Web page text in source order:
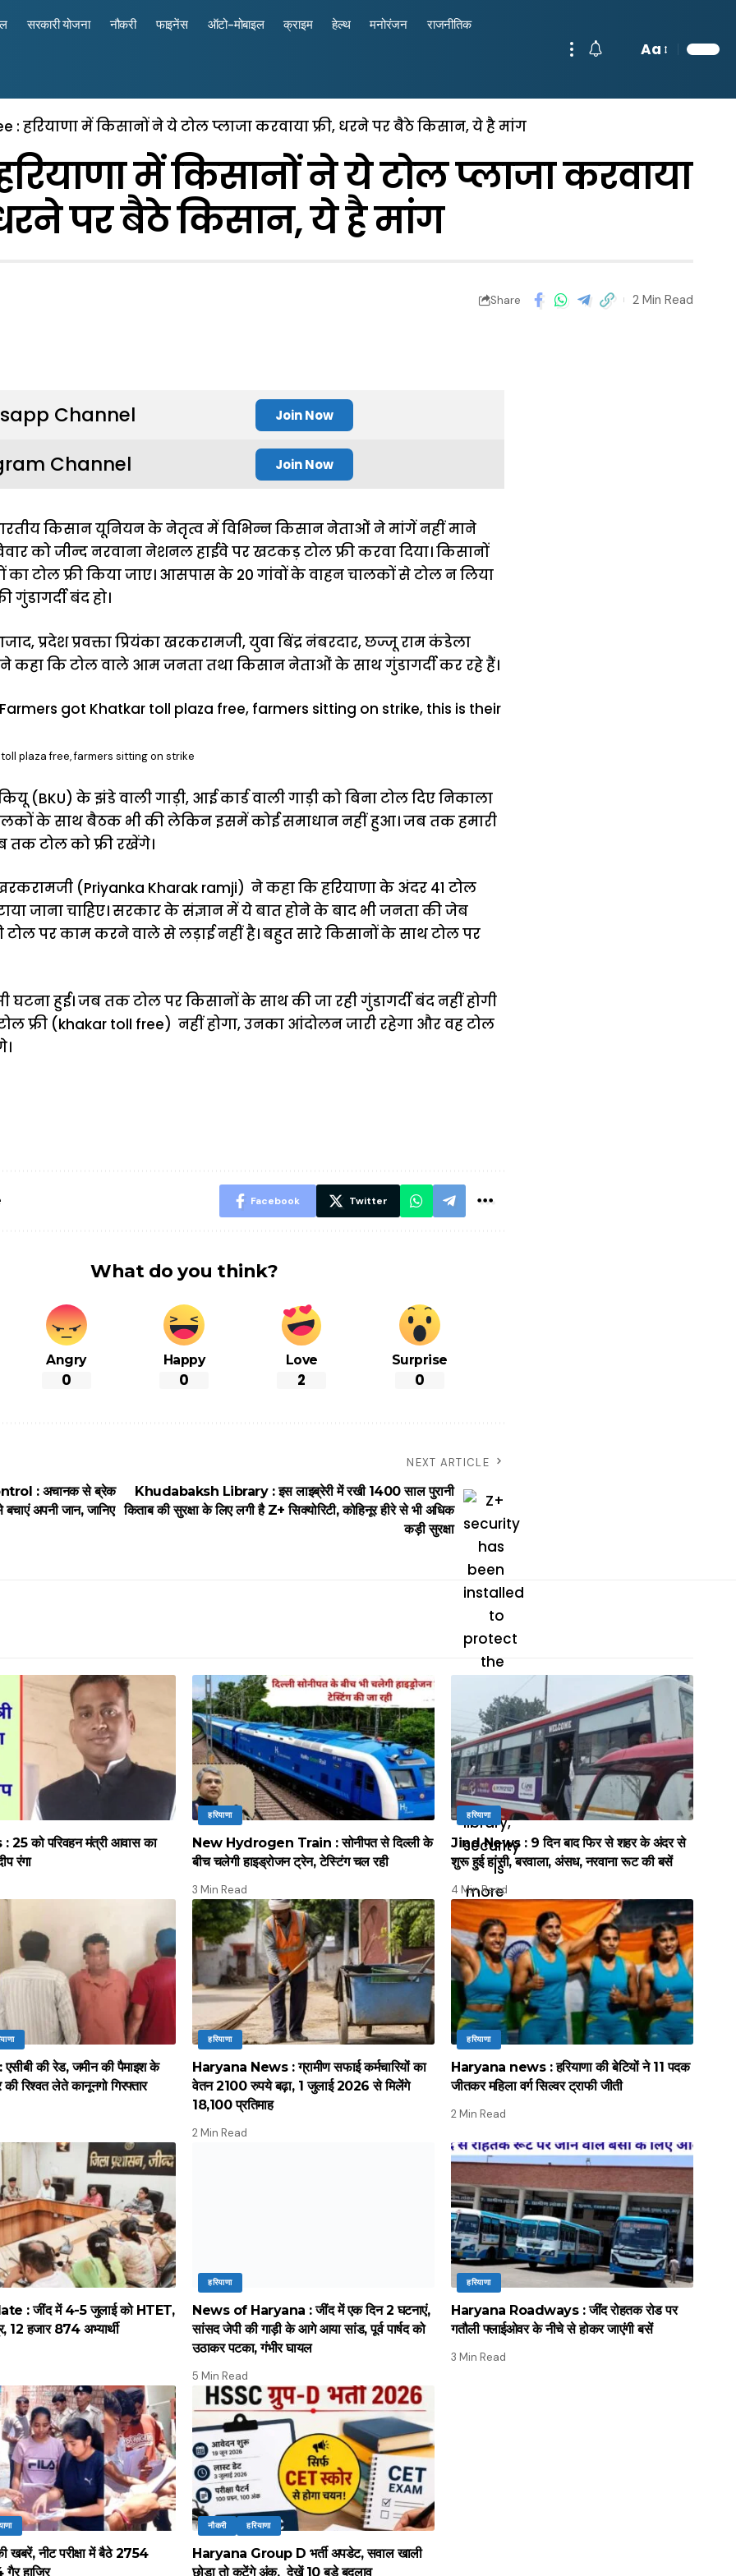
सरकारी योजना नौकरी फाइनेंस ऑटो-मोबाइल क्राइम हेल्थ मनोरंजन राजनीतिक
Aa
: हरियाणा में किसानों ने ये टोल प्लाजा करवाया फ्री, धरने पर बैठे किसान, ये है मांग
में किसानों ने ये टोल प्लाजा करवाया
पर बैठे किसान, ये है मांग
Share 2 Min Read
Channel Join Now
Channel Join Now
किसान यूनियन के नेतृत्व में विभिन्न किसान नेताओं ने मांगें नहीं माने
को जीन्द नरवाना नेशनल हाईवे पर खटकड़ टोल फ्री करवा दिया। किसानों
का टोल फ्री किया जाए। आसपास के 20 गांवों के वाहन चालकों से टोल न लिया
बंद हो।
प्रदेश प्रवक्ता प्रियंका खरकरामजी, युवा बिंद्र नंबरदार, छज्जू राम कंडेला
कि टोल वाले आम जनता तथा किसान नेताओं के साथ गुंडागर्दी कर रहे हैं।
plaza free, farmers sitting on strike
(BKU) के झंडे वाली गाड़ी, आई कार्ड वाली गाड़ी को बिना टोल दिए निकाला
के साथ बैठक भी की लेकिन इसमें कोई समाधान नहीं हुआ। जब तक हमारी
तक टोल को फ्री रखेंगे।
खरकरामजी (Priyanka Kharak ramji) ने कहा कि हरियाणा के अंदर 41 टोल
जाना चाहिए। सरकार के संज्ञान में ये बात होने के बाद भी जनता की जेब
टोल पर काम करने वाले से लड़ाई नहीं है। बहुत सारे किसानों के साथ टोल पर
घटना हुई। जब तक टोल पर किसानों के साथ की जा रही गुंडागर्दी बंद नहीं होगी
फ्री (khakar toll free) नहीं होगा, उनका आंदोलन जारी रहेगा और वह टोल
निगरानी
Facebook Twitter
What do you think?
Angry
0
Happy
0
Love
2
Surprise
0
: अचानक से ब्रेक
अपनी जान, जानिए
NEXT ARTICLE
Khudabaksh Library : इस लाइब्रेरी में रखी 1400 साल पुरानी
किताब की सुरक्षा के लिए लगी है Z+ सिक्योरिटी, कोहिनूर हीरे से भी अधिक
कड़ी सुरक्षा
को परिवहन मंत्री आवास का
रंगा
हरियाणा
New Hydrogen Train : सोनीपत से दिल्ली के
बीच चलेगी हाइड्रोजन ट्रेन, टेस्टिंग चल रही
3 Min Read
हरियाणा
Jind News : 9 दिन बाद फिर से शहर के अंदर से
शुरू हुई हांसी, बरवाला, अंसध, नरवाना रूट की बसें
4 Min Read
की रेड, जमीन की पैमाइश के
रिश्वत लेते कानूनगो गिरफ्तार
हरियाणा
Haryana News : ग्रामीण सफाई कर्मचारियों का
वेतन 2100 रुपये बढ़ा, 1 जुलाई 2026 से मिलेंगे
18,100 प्रतिमाह
2 Min Read
हरियाणा
Haryana news : हरियाणा की बेटियों ने 11 पदक
जीतकर महिला वर्ग सिल्वर ट्राफी जीती
2 Min Read
: जींद में 4-5 जुलाई को HTET,
12 हजार 874 अभ्यार्थी
हरियाणा
News of Haryana : जींद में एक दिन 2 घटनाएं,
सांसद जेपी की गाड़ी के आगे आया सांड, पूर्व पार्षद को
उठाकर पटका, गंभीर घायल
5 Min Read
हरियाणा
Haryana Roadways : जींद रोहतक रोड पर
गतौली फ्लाईओवर के नीचे से होकर जाएंगी बसें
3 Min Read
खबरें, नीट परीक्षा में बैठे 2754
गैर हाजिर
नौकरी हरियाणा
Haryana Group D भर्ती अपडेट, सवाल खाली
छोड़ा तो कटेंगे अंक, देखें 10 बड़े बदलाव